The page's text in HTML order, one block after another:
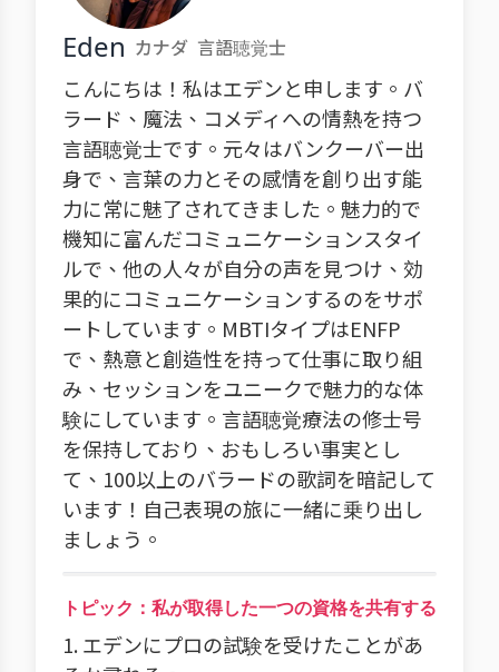
Eden カナダ 言語聴覚士
こんにちは！私はエデンと申します。バ
ラード、魔法、コメディへの情熱を持つ
言語聴覚士です。元々はバンクーバー出
身で、言葉の力とその感情を創り出す能
力に常に魅了されてきました。魅力的で
機知に富んだコミュニケーションスタイ
ルで、他の人々が自分の声を見つけ、効
果的にコミュニケーションするのをサポ
ートしています。MBTIタイプはENFP
で、熱意と創造性を持って仕事に取り組
み、セッションをユニークで魅力的な体
験にしています。言語聴覚療法の修士号
を保持しており、おもしろい事実とし
て、100以上のバラードの歌詞を暗記して
います！自己表現の旅に一緒に乗り出し
ましょう。
トピック：私が取得した一つの資格を共有する
1. エデンにプロの試験を受けたことがあ